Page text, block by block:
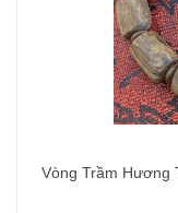
Vòng Trầm Hương